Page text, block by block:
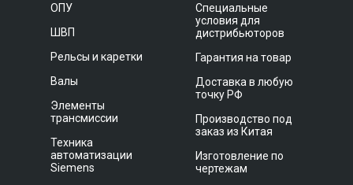
ОПУ
ШВП
Рельсы и каретки
Валы
Элементы
трансмиссии
Техника
автоматизации
Siemens
Специальные
условия для
дистрибьюторов
Гарантия на товар
Доставка в любую
точку РФ
Производство под
заказ из Китая
Изготовление по
чертежам